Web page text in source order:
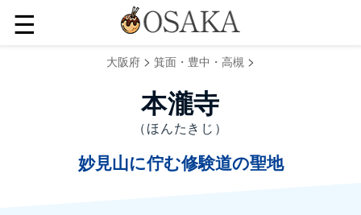
☰
大阪府 > 箕面・豊中・高槻 >
本瀧寺
（ほんたきじ）
妙見山に佇む修験道の聖地